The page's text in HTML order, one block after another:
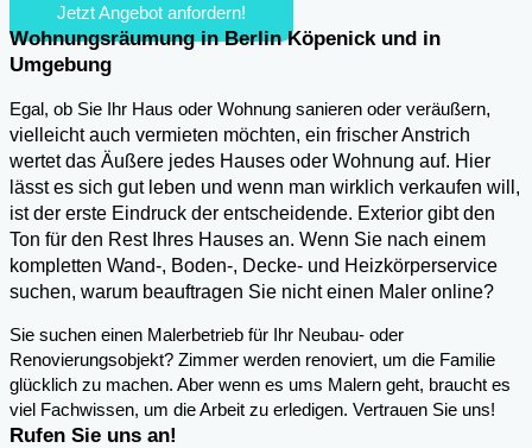
Jetzt Angebot anfordern!
Wohnungsräumung in Berlin Köpenick und in
Umgebung
Egal, ob Sie Ihr Haus oder Wohnung sanieren oder veräußern,
vielleicht auch vermieten möchten, ein frischer Anstrich
wertet das Äußere jedes Hauses oder Wohnung auf. Hier
lässt es sich gut leben und wenn man wirklich verkaufen will,
ist der erste Eindruck der entscheidende. Exterior gibt den
Ton für den Rest Ihres Hauses an. Wenn Sie nach einem
kompletten Wand-, Boden-, Decke- und Heizkörperservice
suchen, warum beauftragen Sie nicht einen Maler online?
Sie suchen einen Malerbetrieb für Ihr Neubau- oder
Renovierungsobjekt? Zimmer werden renoviert, um die Familie
glücklich zu machen. Aber wenn es ums Malern geht, braucht es
viel Fachwissen, um die Arbeit zu erledigen. Vertrauen Sie uns!
Rufen Sie uns an!